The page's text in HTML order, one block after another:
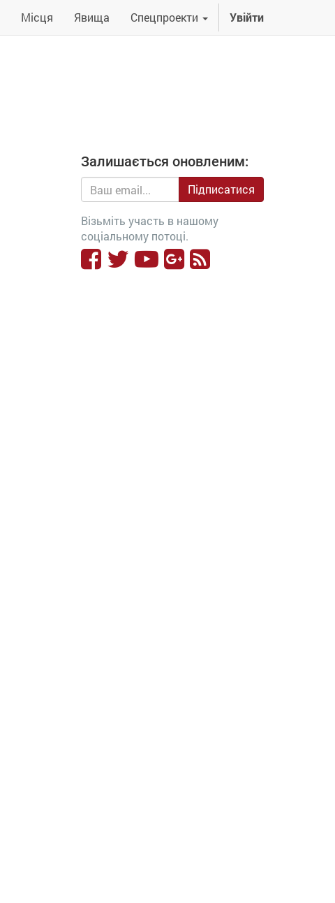
Місця Явища Спецпроекти Увійти
Залишається оновленим:
Підписатися
Візьміть участь в нашому
соціальному потоці.